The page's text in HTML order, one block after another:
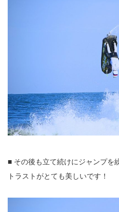
■ その後も立て続けにジャンプを
トラストがとても美しいです！